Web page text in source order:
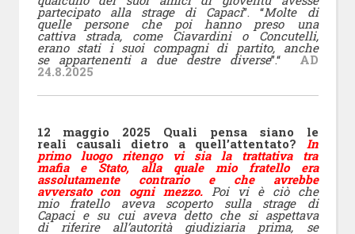
partecipato alla strage di Capaci”. “Molte di
quelle persone che poi hanno preso una
cattiva strada, come Ciavardini o Concutelli,
erano stati i suoi compagni di partito, anche
se appartenenti a due destre diverse”.“ AD
24.8.2025
12 maggio 2025 Quali pensa siano le
reali causali dietro a quell’attentato? In
primo luogo ritengo vi sia la trattativa tra
mafia e Stato, alla quale mio fratello era
assolutamente contrario e che avrebbe
avversato con ogni mezzo. Poi vi è ciò che
mio fratello aveva scoperto sulla strage di
Capaci e su cui aveva detto che si aspettava
di riferire all’autorità giudiziaria prima, se